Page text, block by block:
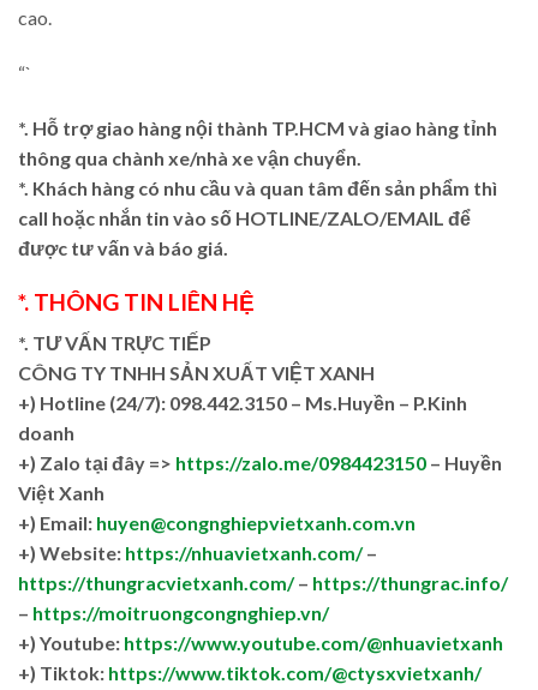
cao.
“`
*. Hỗ trợ giao hàng nội thành TP.HCM và giao hàng tỉnh
thông qua chành xe/nhà xe vận chuyển.
*. Khách hàng có nhu cầu và quan tâm đến sản phẩm thì
call hoặc nhắn tin vào số HOTLINE/ZALO/EMAIL để
được tư vấn và báo giá.
*. THÔNG TIN LIÊN HỆ
*. TƯ VẤN TRỰC TIẾP
CÔNG TY TNHH SẢN XUẤT VIỆT XANH
+) Hotline (24/7): 098.442.3150 – Ms.Huyền – P.Kinh
doanh
+) Zalo tại đây => https://zalo.me/0984423150 – Huyền
Việt Xanh
+) Email: huyen@congnghiepvietxanh.com.vn
+) Website: https://nhuavietxanh.com/–
https://thungracvietxanh.com/– https://thungrac.info/
– https://moitruongcongnghiep.vn/
+) Youtube: https://www.youtube.com/@nhuavietxanh
+) Tiktok: https://www.tiktok.com/@ctysxvietxanh/